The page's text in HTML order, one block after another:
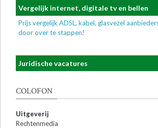
Vergelijk internet, digitale tv en bellen
Prijs vergelijk ADSL, kabel, glasvezel
door over te stappen!
Juridische vacatures
COLOFON
Uitgeverij
Rechtenmedia